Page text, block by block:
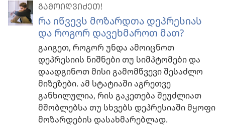
ᲒᲐᲛᲝᲘᲦᲕᲘᲫᲔᲗ!
რა იწვევს მოზარდთა დეპრესიას
და როგორ დავეხმაროთ მათ?
გაიგეთ, როგორ უნდა ამოიცნოთ
დეპრესიის ნიშნები თუ სიმპტომები და
დაადგინოთ მისი გამომწვევი შესაძლო
მიზეზები. ამ სტატიაში აგრეთვე
განხილულია, რის გაკეთება შეუძლიათ
მშობლებსა თუ სხვებს დეპრესიაში მყოფი
მოზარდების დასახმარებლად.